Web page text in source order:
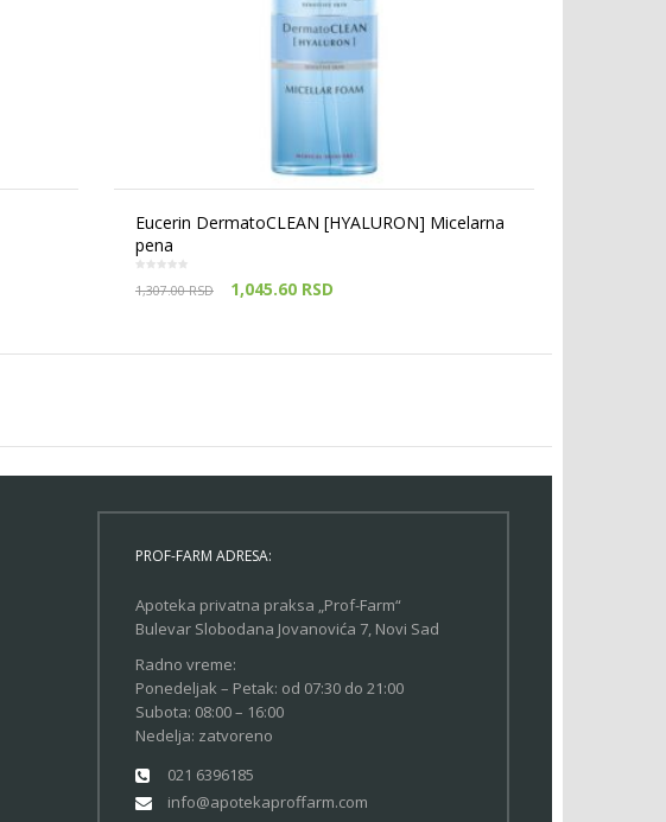
Eucerin DermatoCLEAN [HYALURON] Micelarna
pena
1,307.00RSD 1,045.60 RSD
PROF-FARM ADRESA:
Apoteka privatna praksa „Prof-Farm“
Bulevar Slobodana Jovanovića 7, Novi Sad
Radno vreme:
Ponedeljak – Petak: od 07:30 do 21:00
Subota: 08:00 – 16:00
Nedelja: zatvoreno
021 6396185
info@apotekaproffarm.com